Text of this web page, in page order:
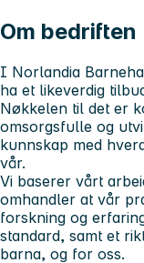
Om bedriften
I Norlandia
ha et likeverdig
Nøkkelen til det er
omsorgsfulle og
kunnskap med
vår.
Vi baserer vårt
omhandler at vår
forskning og
standard, samt et
barna, og for oss.